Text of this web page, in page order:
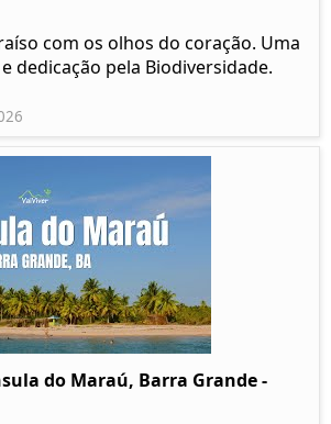
com os olhos do coração. Uma
dedicação pela Biodiversidade.
do Maraú, Barra Grande -